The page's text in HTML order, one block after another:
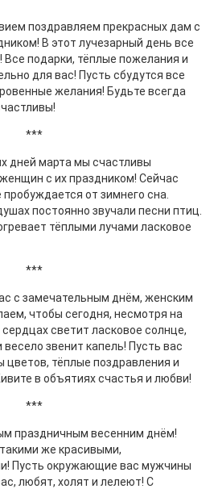
поздравляем прекрасных дам с
В этот лучезарный день все
Все подарки, тёплые пожелания и
для вас! Пусть сбудутся все
желания! Будьте всегда
***
дней марта мы счастливы
с их праздником! Сейчас
от зимнего сна.
постоянно звучали песни птиц.
тёплыми лучами ласковое
***
с замечательным днём, женским
чтобы сегодня, несмотря на
светит ласковое солнце,
звенит капель! Пусть вас
цветов, тёплые поздравления и
в объятиях счастья и любви!
***
праздничным весенним днём!
же красивыми,
Пусть окружающие вас мужчины
любят, холят и лелеют! С